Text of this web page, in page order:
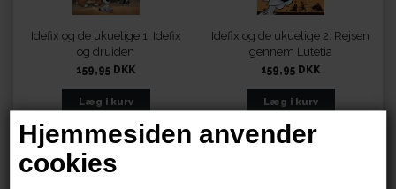
Hjemmesiden anvender
cookies
Idefix og de ukuelige 1: Idefix
og druiden
159,95 DKK
Idefix og de ukuelige 2: Rejsen
gennem Lutetia
159,95 DKK